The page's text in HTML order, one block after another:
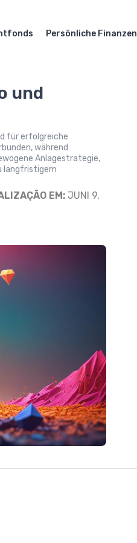
Persönliche Finanzen
und
für erfolgreiche
während
Anlagestrategie,
langfristigem
EM: JUNI 9,